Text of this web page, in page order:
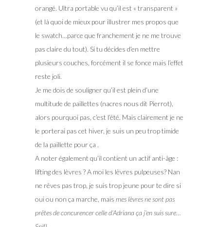
orangé. Ultra portable vu qu’il est « transparent »
(et là quoi de mieux pour illustrer mes propos que
le swatch…parce que franchement je ne me trouve
pas claire du tout). Si tu décides d’en mettre
plusieurs couches, forcément il se fonce mais l’effet
reste joli.
Je me dois de souligner qu’il est plein d’une
multitude de paillettes (nacres nous dit Pierrot),
alors pourquoi pas, c’est l’été. Mais clairement je ne
le porterai pas cet hiver, je suis un peu trop timide
de la paillette pour ça .
A noter également qu’il contient un actif anti-âge :
lifting des lèvres ? A moi les lèvres pulpeuses? Nan
ne rêves pas trop, je suis trop jeune pour te dire si
oui ou non ça marche, mais mes lèvres ne sont pas
prêtes de concurencer celle d’Adriana ça j’en suis sure…